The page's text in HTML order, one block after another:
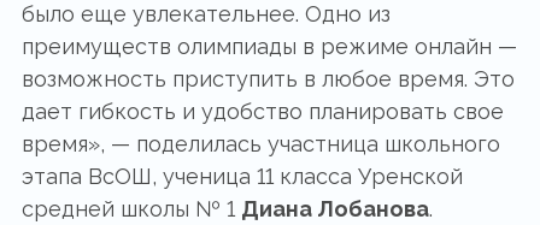
было еще увлекательнее. Одно из
преимуществ олимпиады в режиме онлайн —
возможность приступить в любое время. Это
дает гибкость и удобство планировать свое
время», — поделилась участница школьного
этапа ВсОШ, ученица 11 класса Уренской
средней школы № 1 Диана Лобанова.